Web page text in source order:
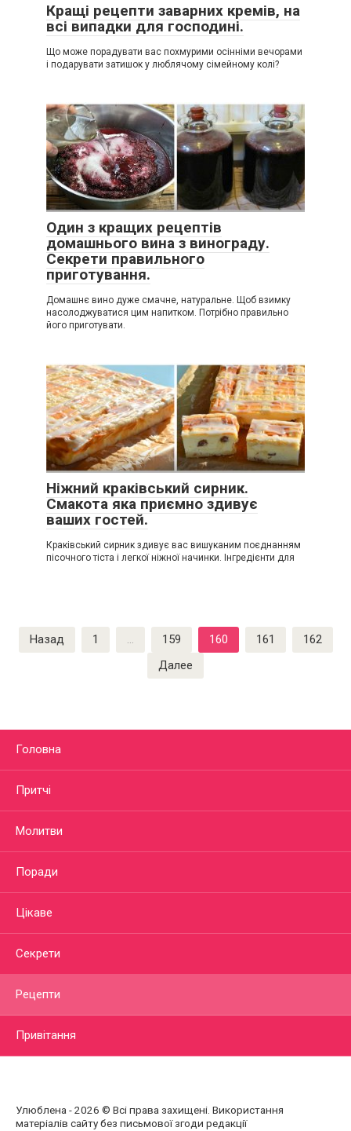
Кращі рецепти заварних кремів, на
всі випадки для господині.
Що може порадувати вас похмурими осінніми вечорами
і подарувати затишок у люблячому сімейному колі?
Один з кращих рецептів
домашнього вина з винограду.
Секрети правильного
приготування.
Домашнє вино дуже смачне, натуральне. Щоб взимку
насолоджуватися цим напитком. Потрібно правильно
його приготувати.
Ніжний краківський сирник.
Смакота яка приємно здивує
ваших гостей.
Краківський сирник здивує вас вишуканим поєднанням
пісочного тіста і легкої ніжної начинки. Інгредієнти для
Пагинация
записей
Назад 1 … 159 160 161
162
Далее
Головна
Притчі
Молитви
Поради
Цікаве
Секрети
Рецепти
Привітання
Улюблена - 2026 © Всі права захищені. Використання
матеріалів сайту без письмової згоди редакції